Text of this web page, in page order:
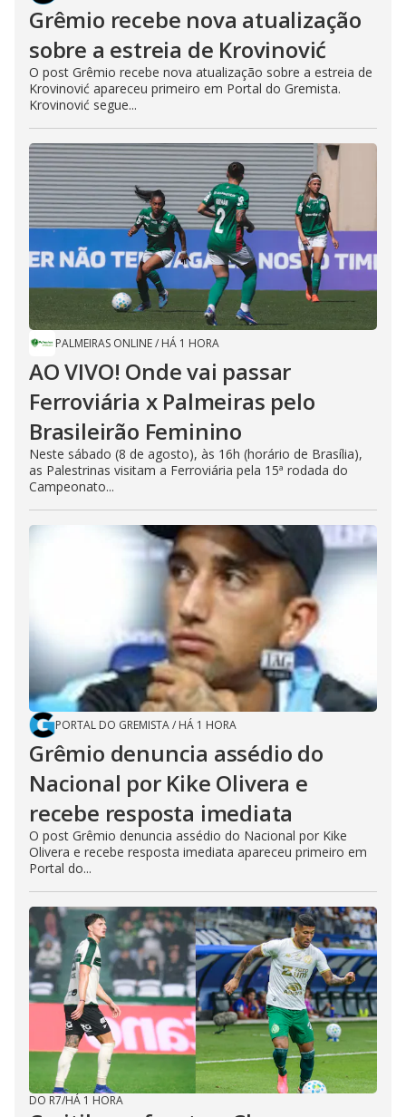
Grêmio recebe nova atualização
sobre a estreia de Krovinović
O post Grêmio recebe nova atualização sobre a estreia de
Krovinović apareceu primeiro em Portal do Gremista.
Krovinović segue...
PALMEIRAS ONLINE/ HÁ 1 HORA
AO VIVO! Onde vai passar
Ferroviária x Palmeiras pelo
Brasileirão Feminino
Neste sábado (8 de agosto), às 16h (horário de Brasília),
as Palestrinas visitam a Ferroviária pela 15ª rodada do
Campeonato...
PORTAL DO GREMISTA/ HÁ 1 HORA
Grêmio denuncia assédio do
Nacional por Kike Olivera e
recebe resposta imediata
O post Grêmio denuncia assédio do Nacional por Kike
Olivera e recebe resposta imediata apareceu primeiro em
Portal do...
DO R7/HÁ 1 HORA